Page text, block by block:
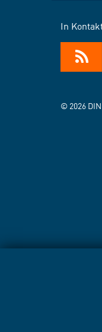
In
© 2026